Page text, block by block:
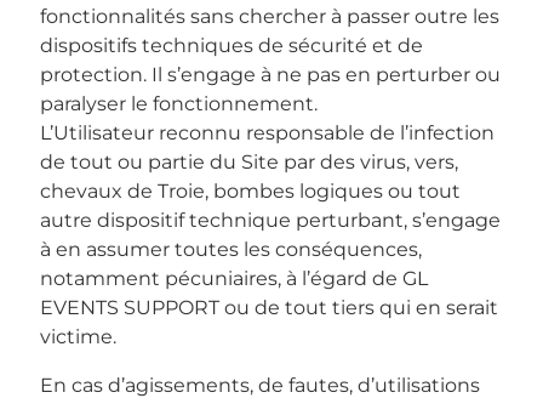
fonctionnalités sans chercher à passer outre les
dispositifs techniques de sécurité et de
protection. Il s’engage à ne pas en perturber ou
paralyser le fonctionnement.
L’Utilisateur reconnu responsable de l’infection
de tout ou partie du Site par des virus, vers,
chevaux de Troie, bombes logiques ou tout
autre dispositif technique perturbant, s’engage
à en assumer toutes les conséquences,
notamment pécuniaires, à l’égard de GL
EVENTS SUPPORT ou de tout tiers qui en serait
victime.
En cas d’agissements, de fautes, d’utilisations